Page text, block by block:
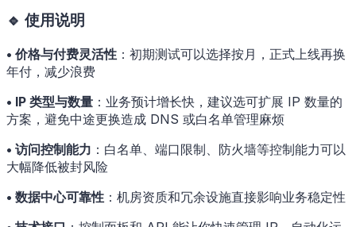
🔹 使用说明
• 价格与付费灵活性 ：初期测试可以选择按月，正式上线再换
年付，减少浪费
• IP 类型与数量 ：业务预计增长快，建议选可扩展 IP 数量的
方案，避免中途更换造成 DNS 或白名单管理麻烦
• 访问控制能力 ：白名单、端口限制、防火墙等控制能力可以
大幅降低被封风险
• 数据中心可靠性 ：机房资质和冗余设施直接影响业务稳定性